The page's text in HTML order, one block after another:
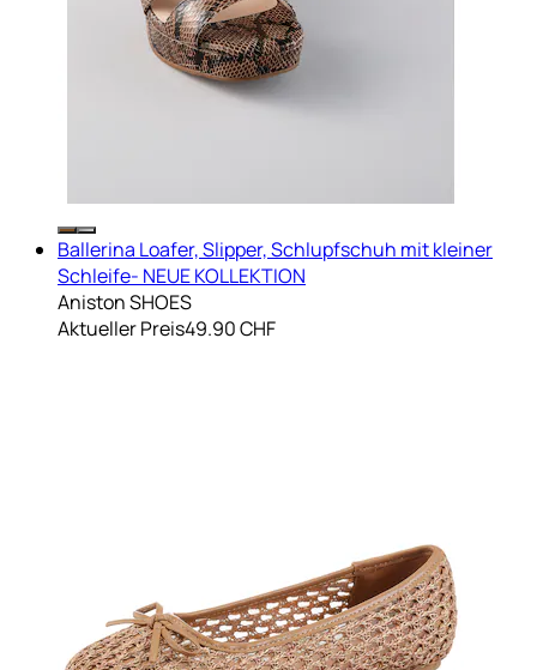
Ballerina Loafer, Slipper, Schlupfschuh mit kleiner
Schleife- NEUE KOLLEKTION
Aniston SHOES
Aktueller Preis49.90 CHF